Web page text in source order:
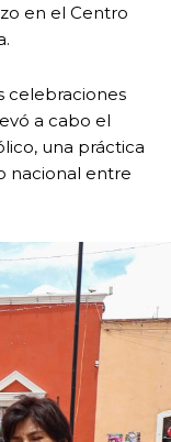
en el Centro
celebraciones
a cabo el
una práctica
nacional entre